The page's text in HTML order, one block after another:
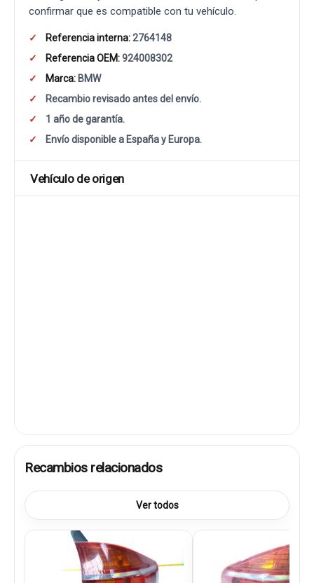
confirmar que es compatible con tu vehículo.
Referencia interna:2764148
Referencia OEM:924008302
Marca: BMW
Recambio revisado antes del envío.
1 año de garantía.
Envío disponible a España y Europa.
Vehículo de origen
Recambios relacionados
Ver todos